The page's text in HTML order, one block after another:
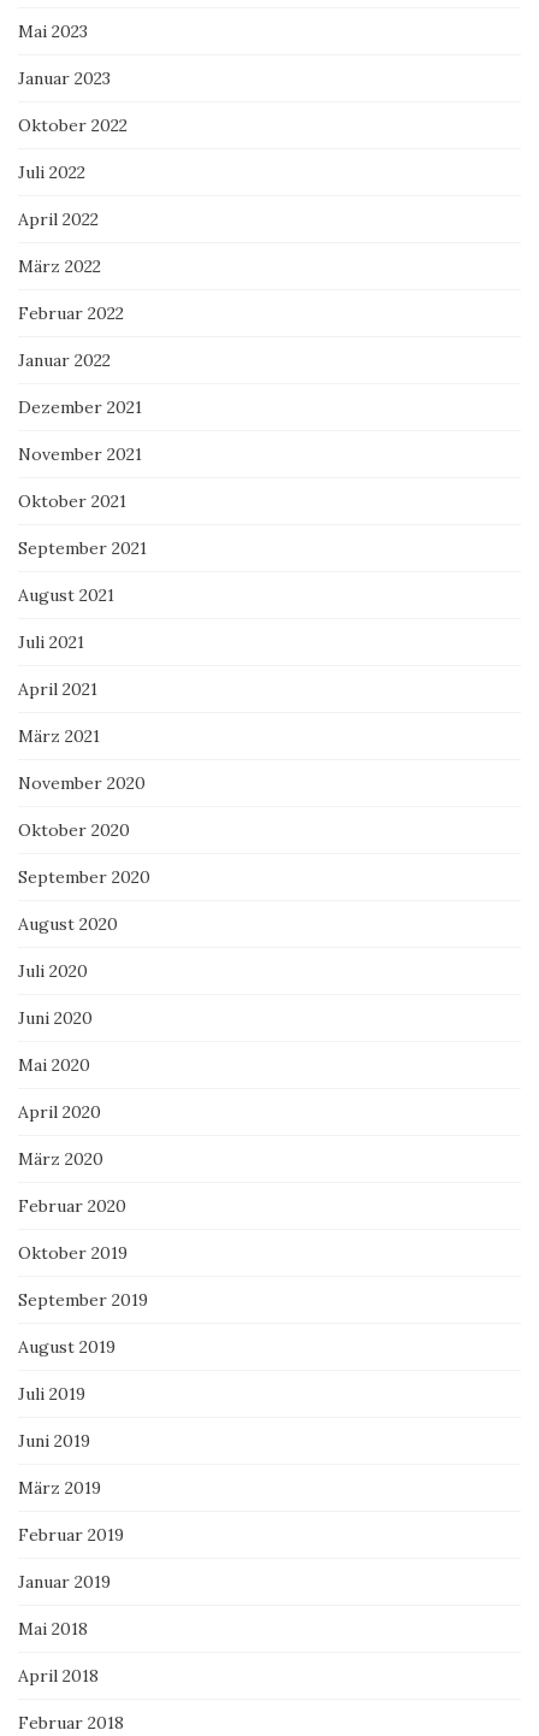
Mai 2023
Januar 2023
Oktober 2022
Juli 2022
April 2022
März 2022
Februar 2022
Januar 2022
Dezember 2021
November 2021
Oktober 2021
September 2021
August 2021
Juli 2021
April 2021
März 2021
November 2020
Oktober 2020
September 2020
August 2020
Juli 2020
Juni 2020
Mai 2020
April 2020
März 2020
Februar 2020
Oktober 2019
September 2019
August 2019
Juli 2019
Juni 2019
März 2019
Februar 2019
Januar 2019
Mai 2018
April 2018
Februar 2018